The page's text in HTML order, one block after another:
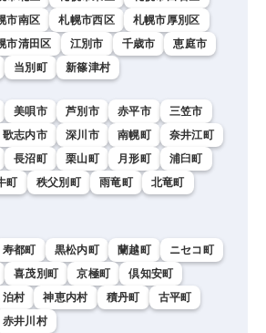
市南区 札幌市西区
札幌市厚別区
市清田区 江別市 千歳市
恵庭市
当別町 新篠津村
美唄市 芦別市 赤平市
三笠市
歌志内市 深川市 南幌町
奈井江町
長沼町 栗山町 月形町
浦臼町
町 秩父別町 雨竜町
北竜町
寿都町 黒松内町 蘭越町
ニセコ町
喜茂別町 京極町
倶知安町
泊村 神恵内村 積丹町
古平町
赤井川村